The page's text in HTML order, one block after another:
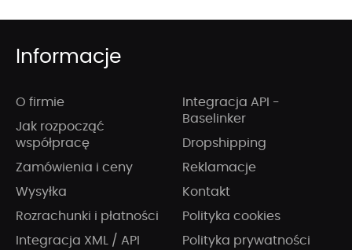
Informacje
O firmie
Jak rozpocząć
współpracę
Zamówienia i ceny
Wysyłka
Rozrachunki i płatności
Integracja XML / API
Integracja API -
Baselinker
Dropshipping
Reklamacje
Kontakt
Polityka cookies
Polityka prywatności